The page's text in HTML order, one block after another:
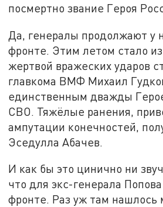
посмертно звание Героя
Да, генералы продолжают у
фронте. Этим летом стало
жертвой вражеских ударов
главкома ВМФ Михаил
единственным дважды
СВО. Тяжёлые ранения,
ампутации конечностей,
Эседулла Абачев.
И как бы это цинично ни
что для экс-генерала
фронте. Раз уж там нашлось